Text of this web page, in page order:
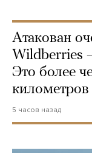
Атакован
Wildberries
Это более
километров
5 часов назад